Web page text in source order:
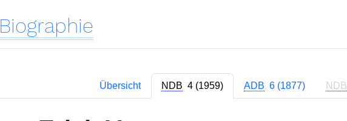
Biographie
Übersicht NDB 4 (1959) ADB 6 (1877) NDB